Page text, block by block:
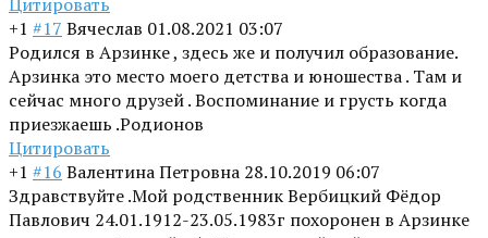
+1 #17 Вячеслав 01.08.2021 03:07
Родился в Арзинке , здесь же и получил образование.
Арзинка это место моего детства и юношества . Там и
сейчас много друзей . Воспоминание и грусть когда
приезжаешь .Родионов
Цитировать
+1 #16 Валентина Петровна 28.10.2019 06:07
Здравствуйте .Мой родственник Вербицкий Фёдор
Павлович 24.01.1912-23.05.1983г похоронен в Арзинке